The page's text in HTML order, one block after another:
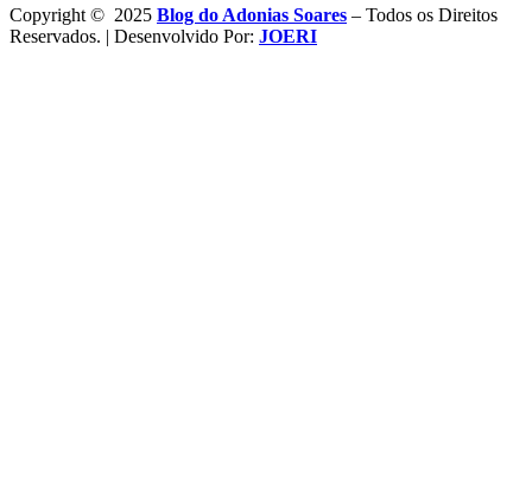
Copyright © 2025 Blog do Adonias Soares – Todos os Direitos
Reservados. | Desenvolvido Por: JOERI